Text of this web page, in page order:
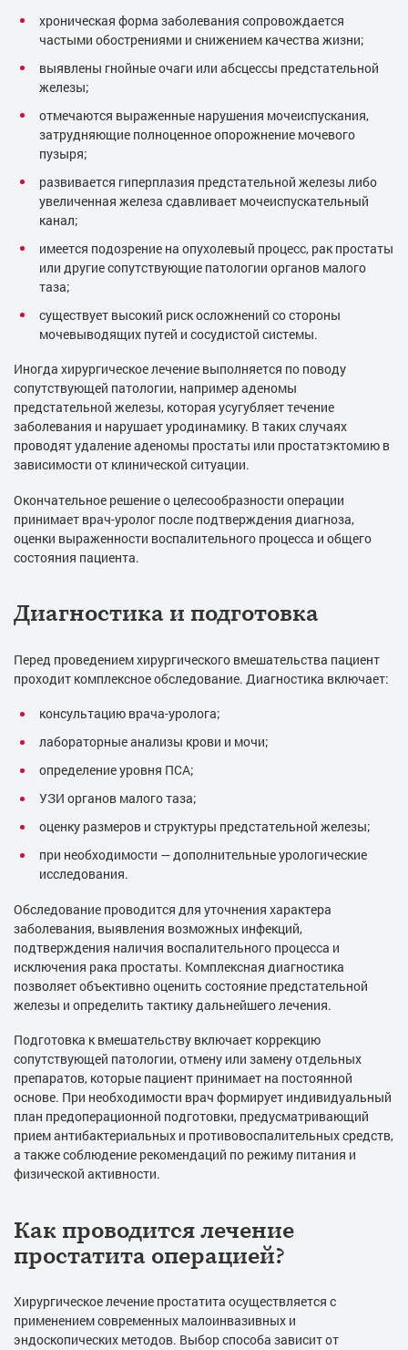
хроническая форма заболевания сопровождается
частыми обострениями и снижением качества жизни;
выявлены гнойные очаги или абсцессы предстательной
железы;
отмечаются выраженные нарушения мочеиспускания,
затрудняющие полноценное опорожнение мочевого
пузыря;
развивается гиперплазия предстательной железы либо
увеличенная железа сдавливает мочеиспускательный
канал;
имеется подозрение на опухолевый процесс, рак простаты
или другие сопутствующие патологии органов малого
таза;
существует высокий риск осложнений со стороны
мочевыводящих путей и сосудистой системы.
Иногда хирургическое лечение выполняется по поводу
сопутствующей патологии, например аденомы
предстательной железы, которая усугубляет течение
заболевания и нарушает уродинамику. В таких случаях
проводят удаление аденомы простаты или простатэктомию в
зависимости от клинической ситуации.
Окончательное решение о целесообразности операции
принимает врач-уролог после подтверждения диагноза,
оценки выраженности воспалительного процесса и общего
состояния пациента.
Диагностика и подготовка
Перед проведением хирургического вмешательства пациент
проходит комплексное обследование. Диагностика включает:
консультацию врача-уролога;
лабораторные анализы крови и мочи;
определение уровня ПСА;
УЗИ органов малого таза;
оценку размеров и структуры предстательной железы;
при необходимости — дополнительные урологические
исследования.
Обследование проводится для уточнения характера
заболевания, выявления возможных инфекций,
подтверждения наличия воспалительного процесса и
исключения рака простаты. Комплексная диагностика
позволяет объективно оценить состояние предстательной
железы и определить тактику дальнейшего лечения.
Подготовка к вмешательству включает коррекцию
сопутствующей патологии, отмену или замену отдельных
препаратов, которые пациент принимает на постоянной
основе. При необходимости врач формирует индивидуальный
план предоперационной подготовки, предусматривающий
прием антибактериальных и противовоспалительных средств,
а также соблюдение рекомендаций по режиму питания и
физической активности.
Как проводится лечение
простатита операцией?
Хирургическое лечение простатита осуществляется с
применением современных малоинвазивных и
эндоскопических методов. Выбор способа зависит от